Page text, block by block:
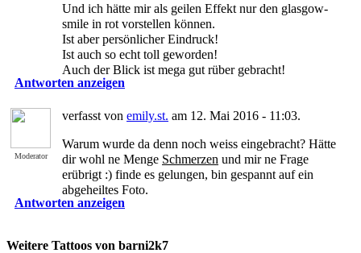
Und ich hätte mir als geilen Effekt nur den glasgow-
smile in rot vorstellen können.
Ist aber persönlicher Eindruck!
Ist auch so echt toll geworden!
Auch der Blick ist mega gut rüber gebracht!
Antworten anzeigen
Moderator
verfasst von emily.st. am 12. Mai 2016 - 11:03.
Warum wurde da denn noch weiss eingebracht? Hätte
dir wohl ne Menge Schmerzen und mir ne Frage
erübrigt :) finde es gelungen, bin gespannt auf ein
abgeheiltes Foto.
Antworten anzeigen
Weitere Tattoos von barni2k7